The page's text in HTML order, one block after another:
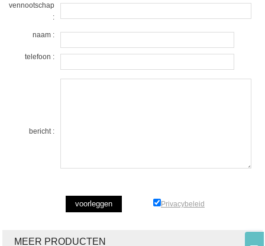
vennootschap
:
naam :
telefoon :
bericht :
Privacybeleid
MEER PRODUCTEN